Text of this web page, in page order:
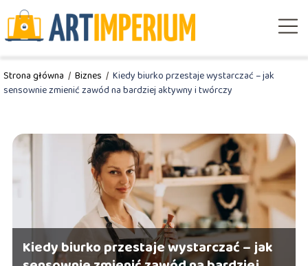
Strona główna / Biznes / Kiedy biurko przestaje wystarczać – jak
sensownie zmienić zawód na bardziej aktywny i twórczy
Kiedy biurko przestaje wystarczać – jak